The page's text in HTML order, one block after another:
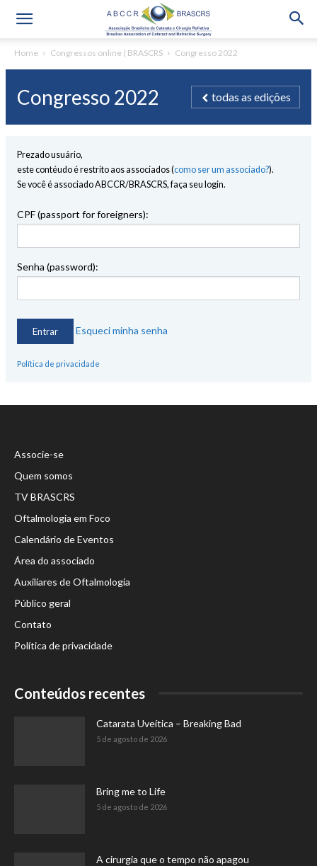
Home Congressos online | BRASCRS Congresso 2022
Congresso 2022 todas as edições
Prezado usuário,
este contéudo é restrito aos associados (como ser um associado?).
Se você é associado ABCCR/BRASCRS, faça seu login.
CPF (passport for foreigners):
Senha (password):
Esqueci minha senha
Política de privacidade
Associe-se
Quem somos
TV BRASCRS
Oftalmologia em Foco
Calendário de Eventos
Área do associado
Auxiliares de Oftalmologia
Público geral
Contato
Política de privacidade
Conteúdos recentes
Catarata Uveítica – Breaking Bad
5 de agosto de 2026
Bring me to Life
5 de agosto de 2026
A cirurgia que o tempo não apagou